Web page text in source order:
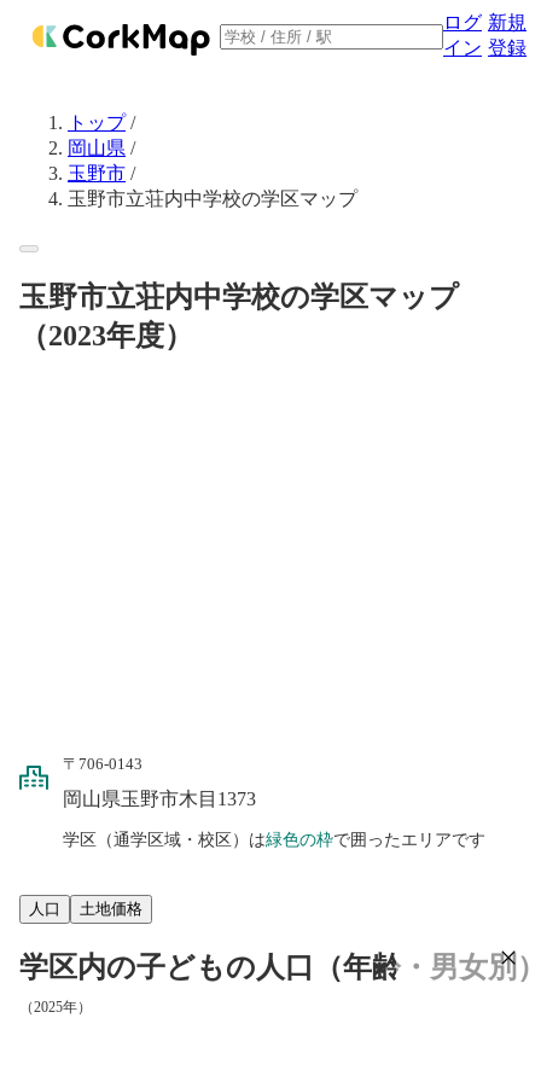
ログ
イン
新規
登録
トップ/
岡山県 /
玉野市 /
玉野市立荘内中学校の学区マップ
玉野市立荘内中学校の学区マップ
（2023年度）
〒706-0143
岡山県玉野市木目1373
学区（通学区域・校区）は緑色の枠で囲ったエリアです
人口 土地価格
学区内の子どもの人口（年齢・男女別
（2025年）